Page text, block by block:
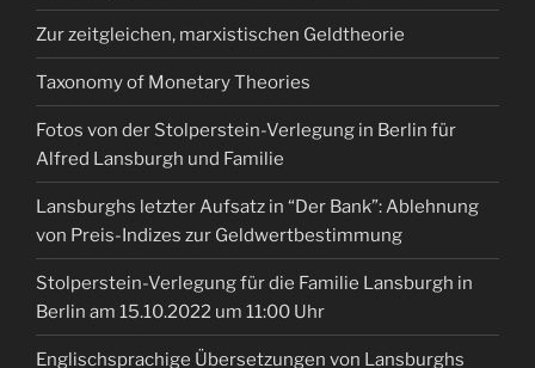
Zur zeitgleichen, marxistischen Geldtheorie
Taxonomy of Monetary Theories
Fotos von der Stolperstein-Verlegung in Berlin für
Alfred Lansburgh und Familie
Lansburghs letzter Aufsatz in “Der Bank”: Ablehnung
von Preis-Indizes zur Geldwertbestimmung
Stolperstein-Verlegung für die Familie Lansburgh in
Berlin am 15.10.2022 um 11:00 Uhr
Englischsprachige Übersetzungen von Lansburghs